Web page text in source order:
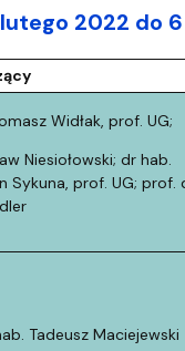
2022 do
Widłak, prof. UG;
Niesiołowski; dr hab.
Sykuna, prof. UG; prof.
Tadeusz Maciejewski